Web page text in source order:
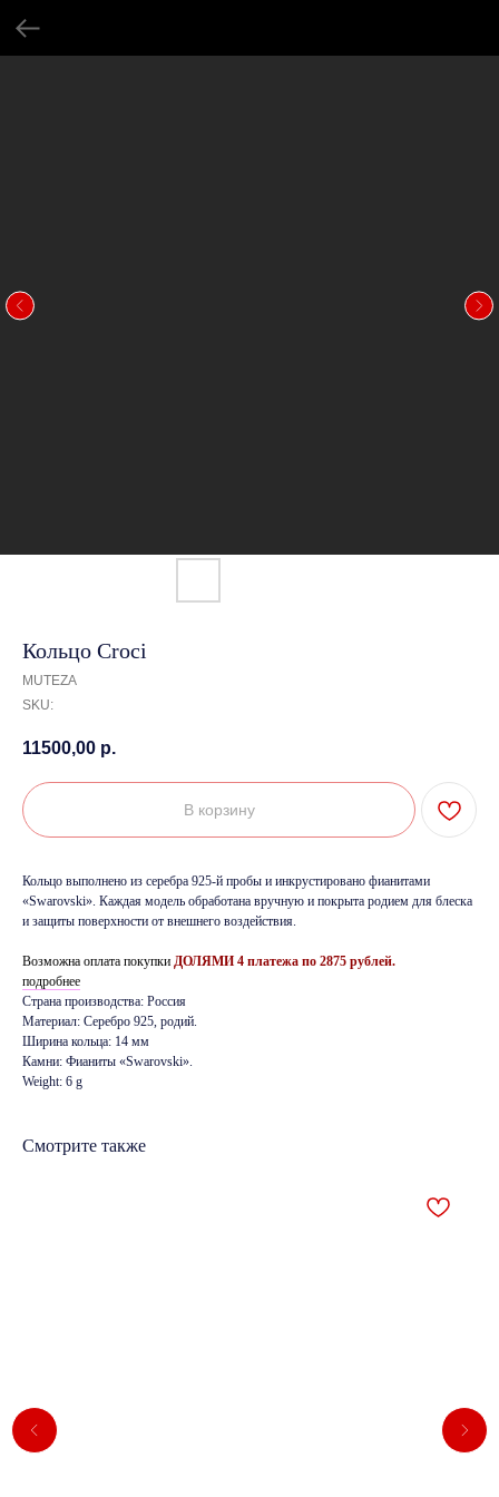
Кольцо Croci
MUTEZA
SKU:
11500,00 р.
В корзину
Кольцо выполнено из серебра 925-й пробы и инкрустировано фианитами
«Swarovski». Каждая модель обработана вручную и покрыта родием для блеска
и защиты поверхности от внешнего воздействия.
Возможна оплата покупки ДОЛЯМИ 4 платежа по 2875 рублей.
подробнее
Страна производства: Россия
Материал: Серебро 925, родий.
Ширина кольца: 14 мм
Камни: Фианиты «Swarovski».
Weight: 6 g
Смотрите также